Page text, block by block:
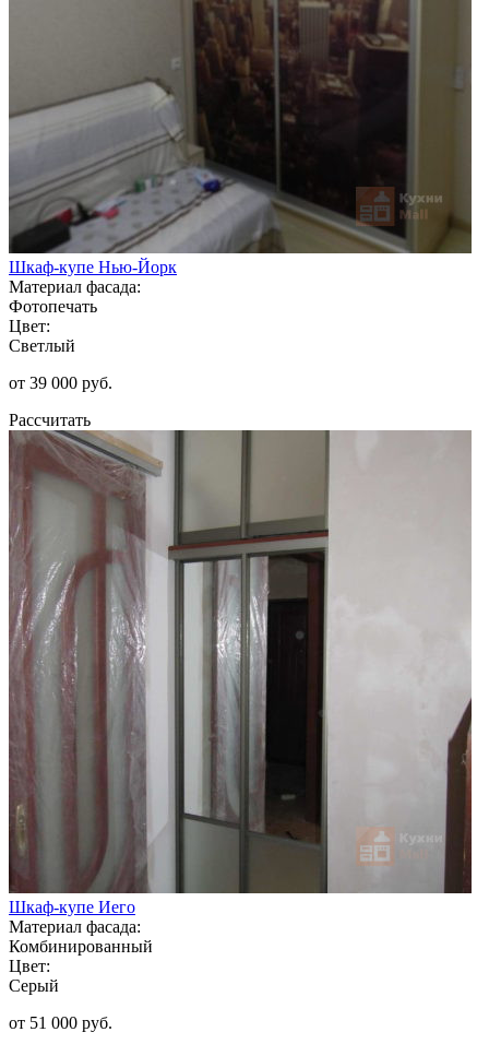
Шкаф-купе Нью-Йорк
Материал фасада:
Фотопечать
Цвет:
Светлый
от 39 000 руб.
Рассчитать
Шкаф-купе Иего
Материал фасада:
Комбинированный
Цвет:
Серый
от 51 000 руб.